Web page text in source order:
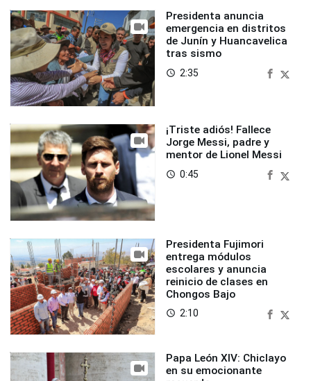
Presidenta anuncia
emergencia en distritos
de Junín y Huancavelica
tras sismo
access_time 2:35
¡Triste adiós! Fallece
Jorge Messi, padre y
mentor de Lionel Messi
access_time 0:45
Presidenta Fujimori
entrega módulos
escolares y anuncia
reinicio de clases en
Chongos Bajo
access_time 2:10
Papa León XIV: Chiclayo
en su emocionante